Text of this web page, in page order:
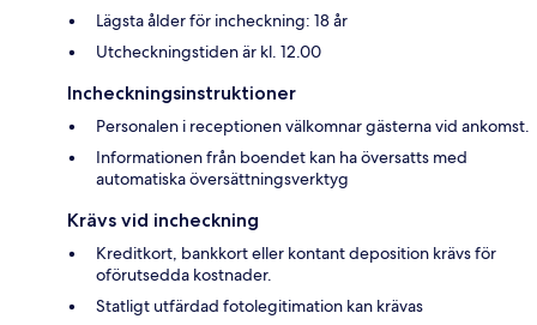
Lägsta ålder för incheckning: 18 år
Utcheckningstiden är kl. 12.00
Incheckningsinstruktioner
Personalen i receptionen välkomnar gästerna vid ankomst.
Informationen från boendet kan ha översatts med
automatiska översättningsverktyg
Krävs vid incheckning
Kreditkort, bankkort eller kontant deposition krävs för
oförutsedda kostnader.
Statligt utfärdad fotolegitimation kan krävas